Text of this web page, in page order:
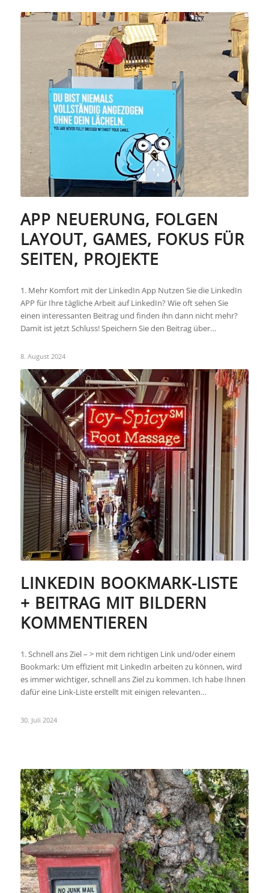
APP NEUERUNG, FOLGEN
LAYOUT, GAMES, FOKUS FÜR
SEITEN, PROJEKTE
1. Mehr Komfort mit der LinkedIn App Nutzen Sie die LinkedIn
APP für Ihre tägliche Arbeit auf LinkedIn? Wie oft sehen Sie
einen interessanten Beitrag und finden ihn dann nicht mehr?
Damit ist jetzt Schluss! Speichern Sie den Beitrag über…
8. August 2024
LINKEDIN BOOKMARK-LISTE
+ BEITRAG MIT BILDERN
KOMMENTIEREN
1. Schnell ans Ziel – > mit dem richtigen Link und/oder einem
Bookmark: Um effizient mit LinkedIn arbeiten zu können, wird
es immer wichtiger, schnell ans Ziel zu kommen. Ich habe Ihnen
dafür eine Link-Liste erstellt mit einigen relevanten…
30. Juli 2024